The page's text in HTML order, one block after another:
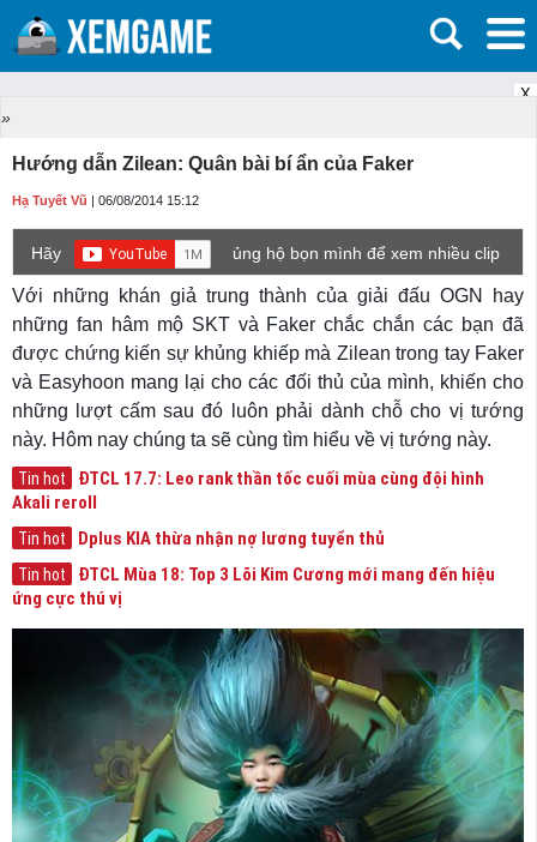
X
»
Hướng dẫn Zilean: Quân bài bí ẩn của Faker
Hạ Tuyết Vũ | 06/08/2014 15:12
Hãy
ủng hộ bọn mình để xem nhiều clip
game mới hơn nhé!
Với những khán giả trung thành của giải đấu OGN hay
những fan hâm mộ SKT và Faker chắc chắn các bạn đã
được chứng kiến sự khủng khiếp mà Zilean trong tay Faker
và Easyhoon mang lại cho các đối thủ của mình, khiến cho
những lượt cấm sau đó luôn phải dành chỗ cho vị tướng
này. Hôm nay chúng ta sẽ cùng tìm hiểu về vị tướng này.
Tin hot
ĐTCL 17.7: Leo rank thần tốc cuối mùa cùng đội hình
Akali reroll
Tin hot Dplus KIA thừa nhận nợ lương tuyển thủ
Tin hot
ĐTCL Mùa 18: Top 3 Lõi Kim Cương mới mang đến hiệu
ứng cực thú vị